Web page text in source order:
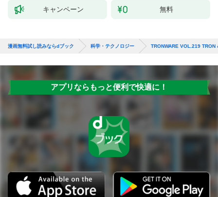
キャンペーン 無料
漫画無料試し読みならdブック 科学・テクノロジー TRONWARE VOL.219 TRON
アプリならもっと便利で快適に！